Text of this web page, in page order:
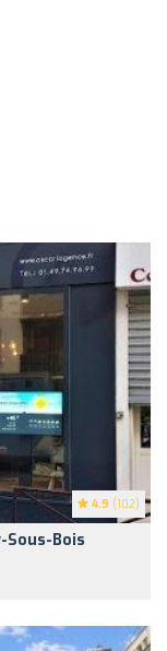
4.9 (102)
Sous-Bois